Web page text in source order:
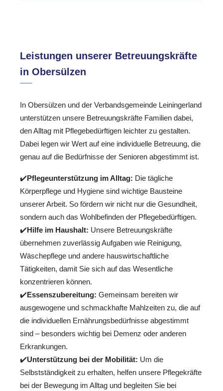
Leistungen unserer Betreuungskräfte
in Obersülzen
In Obersülzen und der Verbandsgemeinde Leiningerland
unterstützen unsere Betreuungskräfte Familien dabei,
den Alltag mit Pflegebedürftigen leichter zu gestalten.
Dabei legen wir Wert auf eine individuelle Betreuung, die
genau auf die Bedürfnisse der Senioren abgestimmt ist.
✔️Pflegeunterstützung im Alltag: Die tägliche
Körperpflege und Hygiene sind wichtige Bausteine
unserer Arbeit. So fördern wir nicht nur die Gesundheit,
sondern auch das Wohlbefinden der Pflegebedürftigen.
✔️Hilfe im Haushalt: Unsere Betreuungskräfte
übernehmen zuverlässig Aufgaben wie Reinigung,
Wäschepflege und andere hauswirtschaftliche
Tätigkeiten, damit Sie sich auf das Wesentliche
konzentrieren können.
✔️Essenszubereitung: Gemeinsam bereiten wir
ausgewogene und schmackhafte Mahlzeiten zu, die auf
die individuellen Ernährungsbedürfnisse abgestimmt
sind – besonders wichtig bei Demenz oder anderen
Erkrankungen.
✔️Unterstützung bei der Mobilität: Um die
Selbstständigkeit zu erhalten, helfen unsere Pflegekräfte
bei der Bewegung im Alltag und begleiten Sie bei